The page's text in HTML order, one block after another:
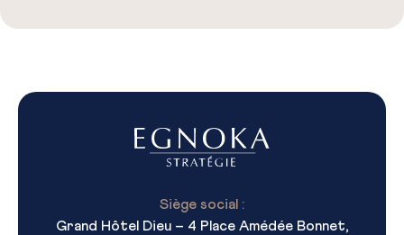
Siège social :
Grand Hôtel Dieu – 4 Place Amédée Bonnet,